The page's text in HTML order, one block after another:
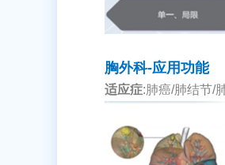
胸外科-应用功能
适应症:肺癌/肺结节/